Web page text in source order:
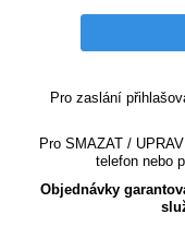
Pro zaslání
Pro SMAZAT /
telefon nebo
Objednávky